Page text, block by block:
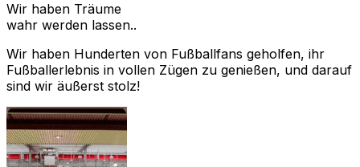
Wir haben Träume
wahr werden lassen..
Wir haben Hunderten von Fußballfans geholfen, ihr
Fußballerlebnis in vollen Zügen zu genießen, und darauf
sind wir äußerst stolz!